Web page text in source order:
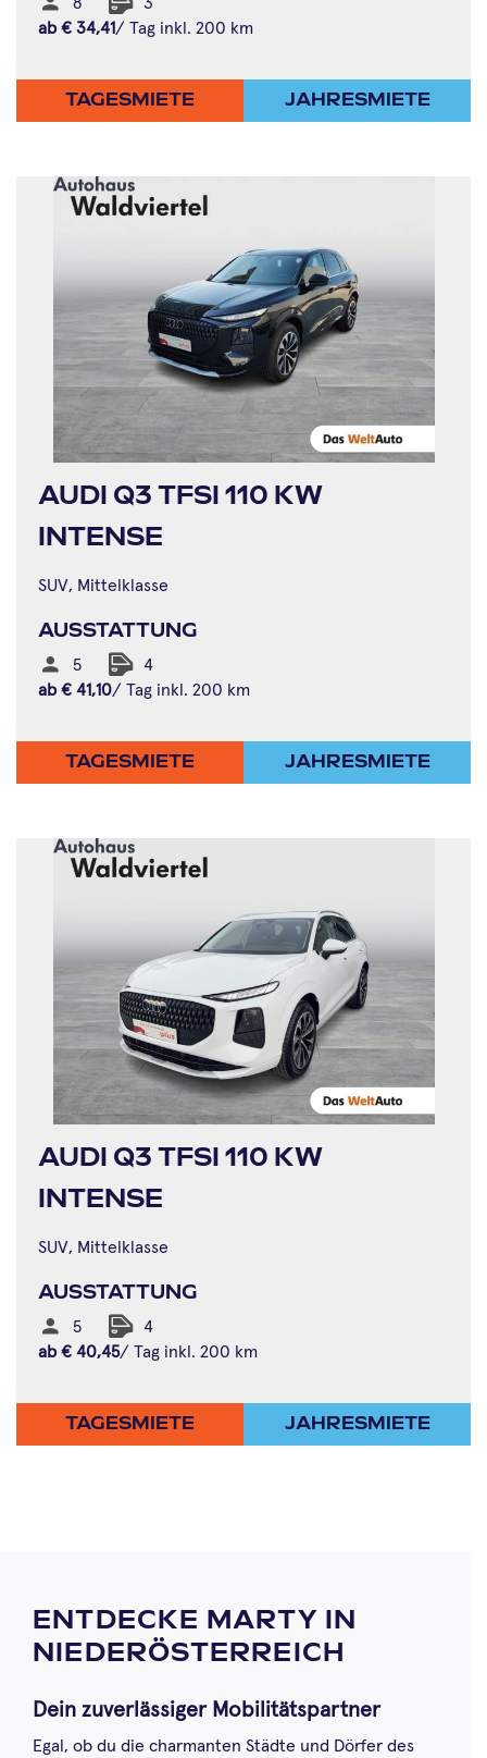
ab€ 34,41/ Tag inkl. 200 km
TAGESMIETE JAHRESMIETE
AUDI Q3 TFSI 110 KW
INTENSE
SUV, Mittelklasse
AUSSTATTUNG
5
4
ab€ 41,10/ Tag inkl. 200 km
TAGESMIETE JAHRESMIETE
AUDI Q3 TFSI 110 KW
INTENSE
SUV, Mittelklasse
AUSSTATTUNG
5
4
ab€ 40,45/ Tag inkl. 200 km
TAGESMIETE JAHRESMIETE
ENTDECKE MARTY IN
NIEDERÖSTERREICH
Dein zuverlässiger Mobilitätspartner
Egal, ob du die charmanten Städte und Dörfer des